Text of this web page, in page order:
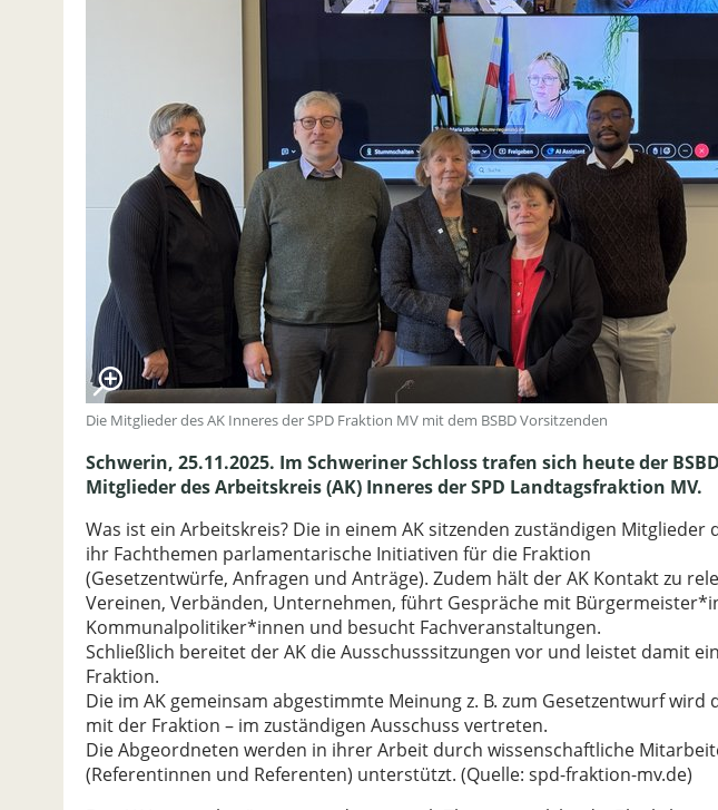
Die Mitglieder des AK Inneres der SPD Fraktion MV mit dem BSBD Vorsitzenden
Schwerin, 25.11.2025. Im Schweriner Schloss trafen sich heute der
Mitglieder des Arbeitskreis (AK) Inneres der SPD Landtagsfraktion MV.
Was ist ein Arbeitskreis? Die in einem AK sitzenden zuständigen Mitglieder
ihr Fachthemen parlamentarische Initiativen für die Fraktion
(Gesetzentwürfe, Anfragen und Anträge). Zudem hält der AK Kontakt zu
Vereinen, Verbänden, Unternehmen, führt Gespräche mit
Kommunalpolitiker*innen und besucht Fachveranstaltungen.
Schließlich bereitet der AK die Ausschusssitzungen vor und leistet damit
Fraktion.
Die im AK gemeinsam abgestimmte Meinung z. B. zum Gesetzentwurf
mit der Fraktion – im zuständigen Ausschuss vertreten.
Die Abgeordneten werden in ihrer Arbeit durch wissenschaftliche
(Referentinnen und Referenten) unterstützt. (Quelle: spd-fraktion-mv.de)